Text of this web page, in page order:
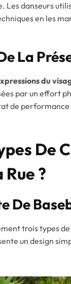
Les danseurs
en les
La
du
par un effort
de performance
De
Rue ?
De
trois types
un design